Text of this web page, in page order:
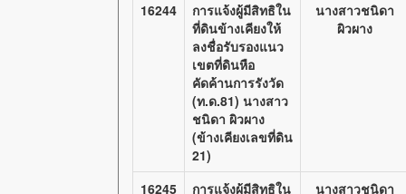
16244
การแจ้งผู้มีสิทธิใน
ที่ดินข้างเคียงให้
ลงชื่อรับรองแนว
เขตที่ดินหือ
คัดค้านการรังวัด
(ท.ด.81) นางสาว
ชนิดา ผิวผาง
(ข้างเคียงเลขที่ดิน
21)
นางสาวชนิดา
ผิวผาง
16245
การแจ้งผู้มีสิทธิใน
นางสาวชนิดา